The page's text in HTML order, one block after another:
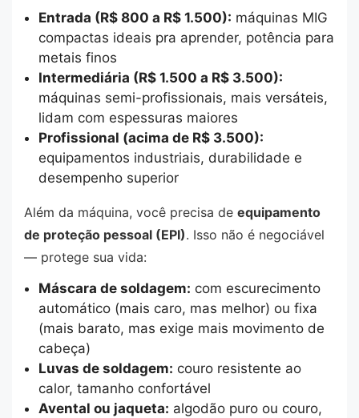
Entrada (R$ 800 a R$ 1.500): máquinas MIG
compactas ideais pra aprender, potência para
metais finos
Intermediária (R$ 1.500 a R$ 3.500):
máquinas semi-profissionais, mais versáteis,
lidam com espessuras maiores
Profissional (acima de R$ 3.500):
equipamentos industriais, durabilidade e
desempenho superior
Além da máquina, você precisa de equipamento
de proteção pessoal (EPI). Isso não é negociável
— protege sua vida:
Máscara de soldagem: com escurecimento
automático (mais caro, mas melhor) ou fixa
(mais barato, mas exige mais movimento de
cabeça)
Luvas de soldagem: couro resistente ao
calor, tamanho confortável
Avental ou jaqueta: algodão puro ou couro,